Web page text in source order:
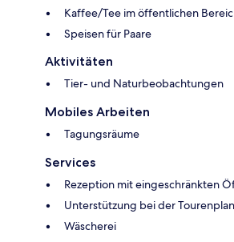
Kaffee/Tee im öffentlichen
Speisen für Paare
Aktivitäten
Tier- und Naturbeobachtungen
Mobiles Arbeiten
Tagungsräume
Services
Rezeption mit eingeschränkten
Unterstützung bei der
Wäscherei